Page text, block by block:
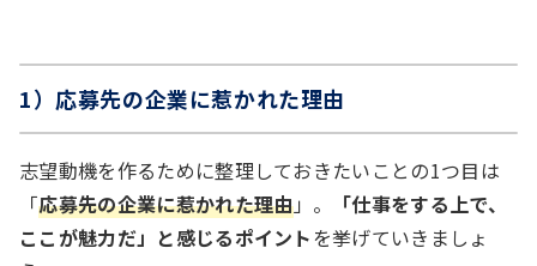
1）応募先の企業に惹かれた理由
志望動機を作るために整理しておきたいことの1つ目は
「応募先の企業に惹かれた理由」。
「仕事をする上で、
ここが魅力だ」と感じるポイントを挙げていきましょ